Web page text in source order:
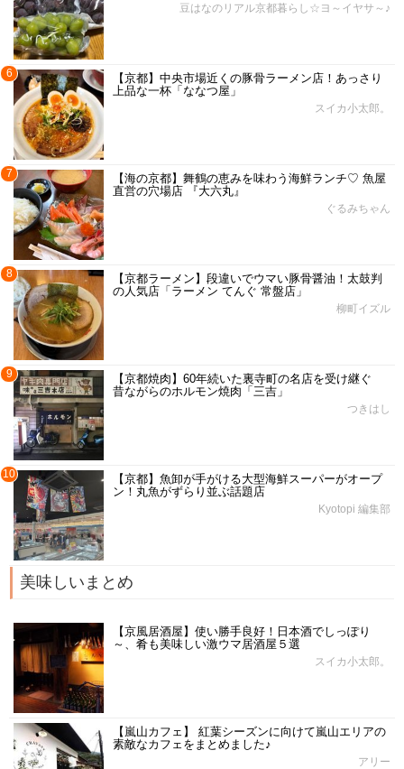
豆はなのリアル京都暮らし☆ヨ～イヤサ～♪
6
【京都】中央市場近くの豚骨ラーメン店！あっさり
上品な一杯「ななつ屋」
スイカ小太郎。
7
【海の京都】舞鶴の恵みを味わう海鮮ランチ♡ 魚屋
直営の穴場店 『大六丸』
ぐるみちゃん
8
【京都ラーメン】段違いでウマい豚骨醤油！太鼓判
の人気店「ラーメン てんぐ 常盤店」
柳町イズル
9
【京都焼肉】60年続いた裏寺町の名店を受け継ぐ
昔ながらのホルモン焼肉「三吉」
つきはし
10
【京都】魚卸が手がける大型海鮮スーパーがオープ
ン！丸魚がずらり並ぶ話題店
Kyotopi 編集部
美味しいまとめ
【京風居酒屋】使い勝手良好！日本酒でしっぽり
～、肴も美味しい激ウマ居酒屋５選
スイカ小太郎。
【嵐山カフェ】 紅葉シーズンに向けて嵐山エリアの
素敵なカフェをまとめました♪
アリー